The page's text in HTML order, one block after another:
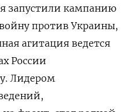
запустили кампанию
против Украины,
агитация ведется
России
Лидером